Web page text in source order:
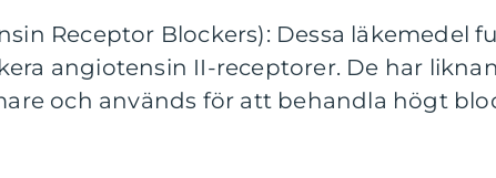
Receptor Blockers): Dessa läkemedel
angiotensin II-receptorer. De har
och används för att behandla högt